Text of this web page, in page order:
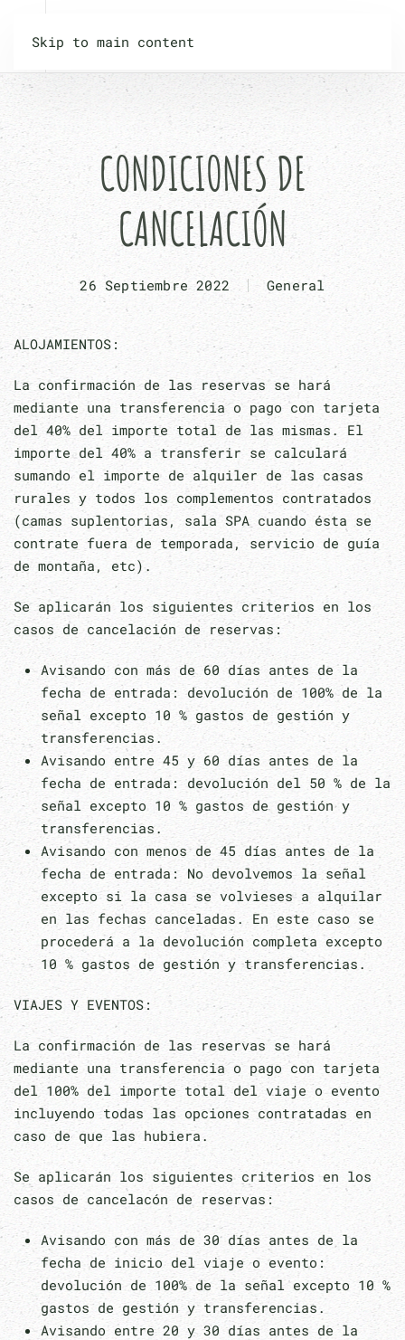
Skip to main content
CONDICIONES DE
CANCELACIÓN
26 Septiembre 2022 General
ALOJAMIENTOS:
La confirmación de las reservas se hará
mediante una transferencia o pago con tarjeta
del 40% del importe total de las mismas. El
importe del 40% a transferir se calculará
sumando el importe de alquiler de las casas
rurales y todos los complementos contratados
(camas suplentorias, sala SPA cuando ésta se
contrate fuera de temporada, servicio de guía
de montaña, etc).
Se aplicarán los siguientes criterios en los
casos de cancelación de reservas:
Avisando con más de 60 días antes de la
fecha de entrada: devolución de 100% de la
señal excepto 10 % gastos de gestión y
transferencias.
Avisando entre 45 y 60 días antes de la
fecha de entrada: devolución del 50 % de la
señal excepto 10 % gastos de gestión y
transferencias.
Avisando con menos de 45 días antes de la
fecha de entrada: No devolvemos la señal
excepto si la casa se volvieses a alquilar
en las fechas canceladas. En este caso se
procederá a la devolución completa excepto
10 % gastos de gestión y transferencias.
VIAJES Y EVENTOS:
La confirmación de las reservas se hará
mediante una transferencia o pago con tarjeta
del 100% del importe total del viaje o evento
incluyendo todas las opciones contratadas en
caso de que las hubiera.
Se aplicarán los siguientes criterios en los
casos de cancelacón de reservas:
Avisando con más de 30 días antes de la
fecha de inicio del viaje o evento:
devolución de 100% de la señal excepto 10 %
gastos de gestión y transferencias.
Avisando entre 20 y 30 días antes de la